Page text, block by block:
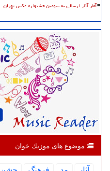
آمار آثار ارسالی به سومین جشنواره عکس تهران
موضوع های موزیك خوان